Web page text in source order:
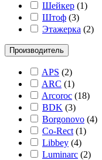
Шейкер (1)
Штоф (3)
Этажерка (2)
Производитель
APS (2)
ARC (1)
Arcoroc (18)
BDK (3)
Borgonovo (4)
Co-Rect (1)
Libbey (4)
Luminarc (2)